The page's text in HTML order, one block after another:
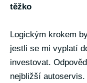
těžko
Logickým krokem
jestli se mi vyplatí
investovat.
nejbližší